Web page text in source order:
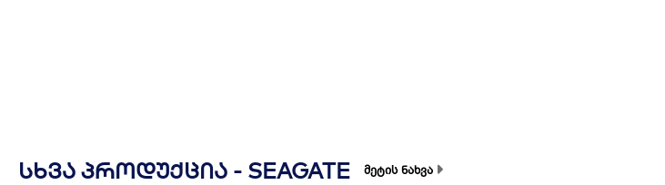
ᲡᲮᲕᲐ ᲞᲠᲝᲓᲣᲥᲪᲘᲐ - SEAGATE მეტის ნახვა